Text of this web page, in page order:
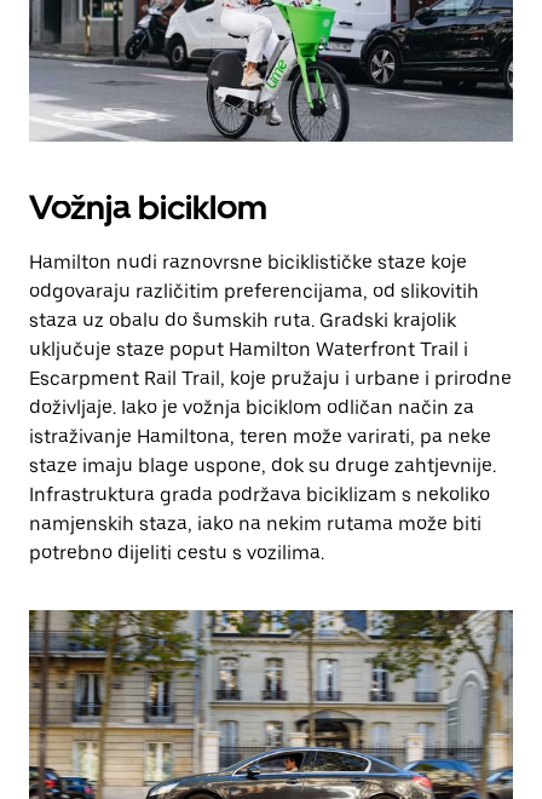
Vožnja biciklom
Hamilton nudi raznovrsne biciklističke staze koje
odgovaraju različitim preferencijama, od slikovitih
staza uz obalu do šumskih ruta. Gradski krajolik
uključuje staze poput Hamilton Waterfront Trail i
Escarpment Rail Trail, koje pružaju i urbane i prirodne
doživljaje. Iako je vožnja biciklom odličan način za
istraživanje Hamiltona, teren može varirati, pa neke
staze imaju blage uspone, dok su druge zahtjevnije.
Infrastruktura grada podržava biciklizam s nekoliko
namjenskih staza, iako na nekim rutama može biti
potrebno dijeliti cestu s vozilima.